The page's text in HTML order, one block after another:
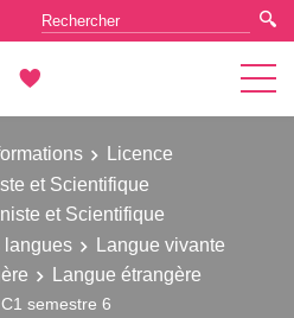
Licence
et Scientifique
et Scientifique
langues
Langue vivante
Langue étrangère
semestre 6